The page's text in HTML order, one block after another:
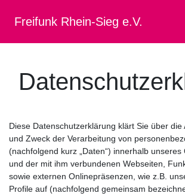
Freifunk Rhein-Sieg e.V.
Diese Datenschutzerklärung klärt Sie über die
und Zweck der Verarbeitung von
(nachfolgend kurz „Daten“) innerhalb
und der mit ihm verbundenen Webseiten,
sowie externen Onlinepräsenzen, wie z.B.
Profile auf (nachfolgend gemeinsam